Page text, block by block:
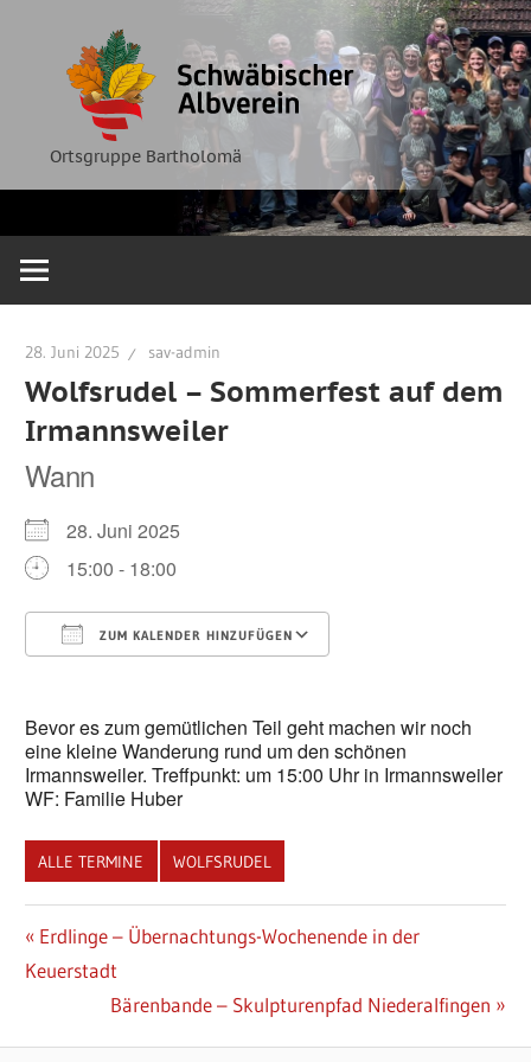
springen
Ortsgruppe Bartholomä
Albverein
Ortsgruppe
Bartholomä
28. Juni 2025 sav-admin
Wolfsrudel – Sommerfest auf dem
Irmannsweiler
Wann
28. Juni 2025
15:00 - 18:00
ZUM KALENDER HINZUFÜGEN
Bevor es zum gemütlichen Teil geht machen wir noch
eine kleine Wanderung rund um den schönen
Irmannsweiler. Treffpunkt: um 15:00 Uhr in Irmannsweiler
WF: Familie Huber
ALLE TERMINE WOLFSRUDEL
Beitragsnavigation
Vorheriger
Beitrag:
Erdlinge – Übernachtungs-Wochenende in der
Keuerstadt
Nächster
Bärenbande – Skulpturenpfad Niederalfingen